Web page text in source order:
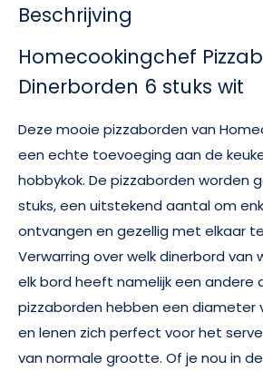
Beschrijving
Homecookingchef
Dinerborden 6 stuks wit
Deze mooie pizzaborden van
een echte toevoeging aan de
hobbykok. De pizzaborden worden
stuks, een uitstekend aantal om
ontvangen en gezellig met elkaar
Verwarring over welk dinerbord van
elk bord heeft namelijk een andere
pizzaborden hebben een diameter
en lenen zich perfect voor het
van normale grootte. Of je nou in